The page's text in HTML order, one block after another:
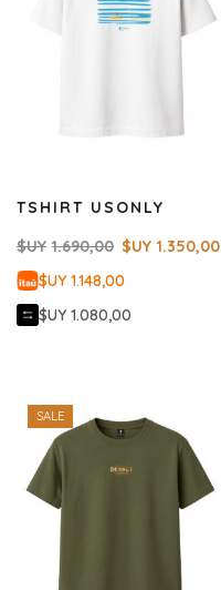
TSHIRT USONLY
$UY 1.690,00 $UY 1.350,00
$UY 1.148,00
$UY 1.080,00
SALE